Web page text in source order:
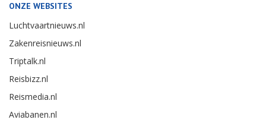
ONZE WEBSITES
Luchtvaartnieuws.nl
Zakenreisnieuws.nl
Triptalk.nl
Reisbizz.nl
Reismedia.nl
Aviabanen.nl